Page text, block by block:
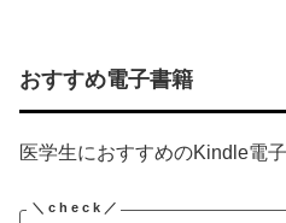
おすすめ電子書籍
医学生におすすめのKindle電